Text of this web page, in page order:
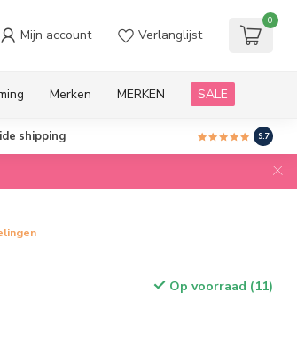
Mijn account Verlanglijst
0
Merken MERKEN SALE
shipping 9.7
Op voorraad (11)